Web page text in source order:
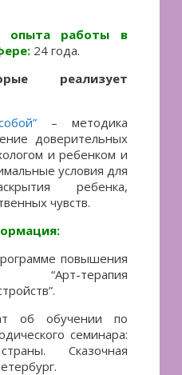
опыта работы в
24 года.
реализует
– методика
доверительных
и ребенком и
условия для
ребенка,
чувств.
повышения
терапия
об обучении по
семинара:
Сказочная